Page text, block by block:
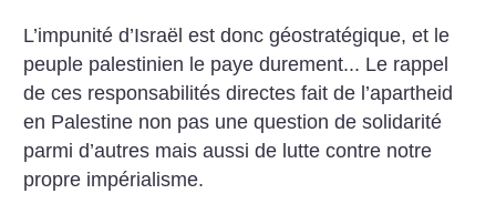
L’impunité d’Israël est donc géostratégique, et le
peuple palestinien le paye durement... Le rappel
de ces responsabilités directes fait de l’apartheid
en Palestine non pas une question de solidarité
parmi d’autres mais aussi de lutte contre notre
propre impérialisme.